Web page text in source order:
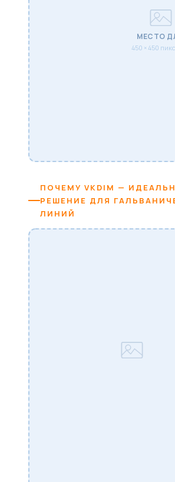
МЕСТО
450 × 450
ПОЧЕМУ VKDIM —
РЕШЕНИЕ ДЛЯ
ЛИНИЙ